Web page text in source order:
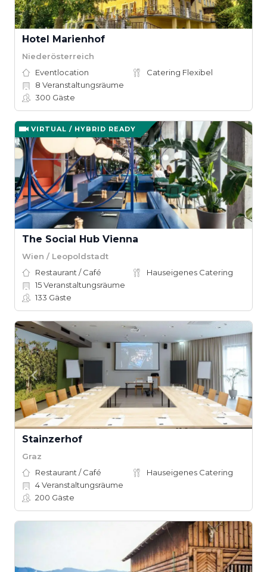
Hotel Marienhof
Niederösterreich
Eventlocation
Catering Flexibel
8 Veranstaltungsräume
300 Gäste
VIRTUAL / HYBRID READY
The Social Hub Vienna
Wien / Leopoldstadt
Restaurant / Café
Hauseigenes Catering
15Veranstaltungsräume
133 Gäste
Stainzerhof
Graz
Restaurant / Café
Hauseigenes Catering
4Veranstaltungsräume
200 Gäste